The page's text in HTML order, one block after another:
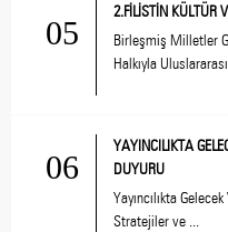
05
2.FİLİSTİN KÜLTÜR
Birleşmiş Milletler
Halkıyla
06
YAYINCILIKTA
DUYURU
Yayıncılıkta
Stratejiler ve ...